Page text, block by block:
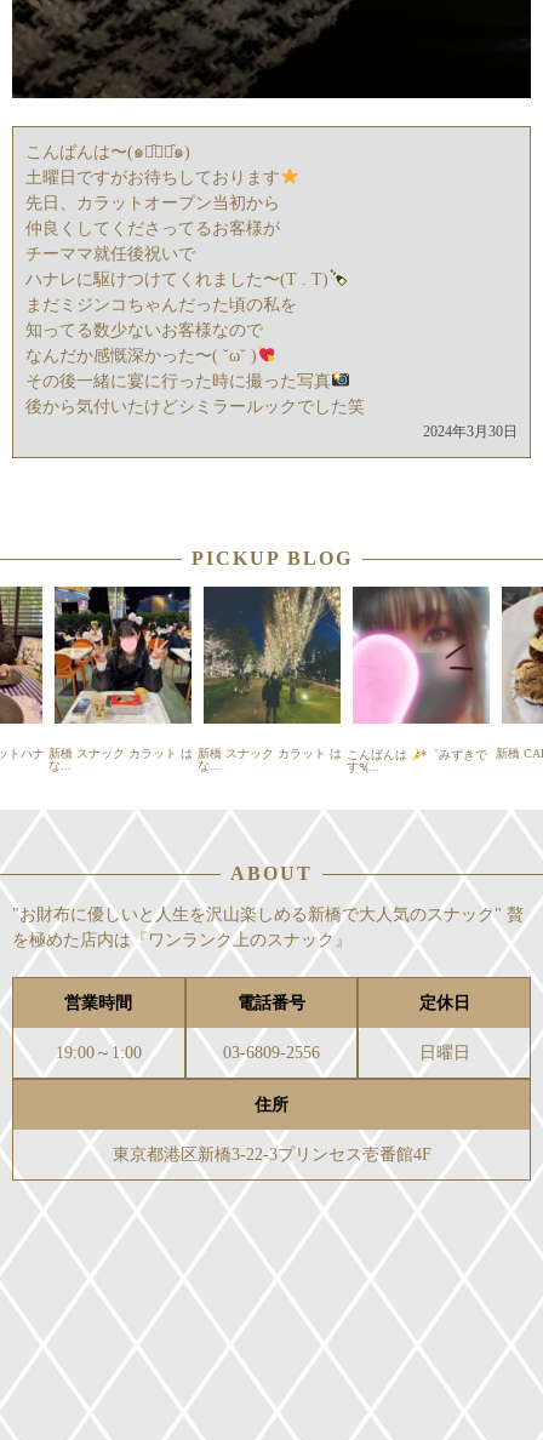
こんばんは〜(๑･̑◡･̑๑)
土曜日ですがお待ちしております
先日、カラットオープン当初から
仲良くしてくださってるお客様が
チーママ就任後祝いで
ハナレに駆けつけてくれました〜(T . T)
まだミジンコちゃんだった頃の私を
知ってる数少ないお客様なので
なんだか感慨深かった〜( ˘ω˘ )
その後一緒に宴に行った時に撮った写真
後から気付いたけどシミラールックでした笑
2024年3月30日
PICKUP BLOG
トハナ 新橋 スナック カラット は
な...
新橋 スナック カラット は
な...
こんばんは
*゜みずきで
す٩(...
新橋
ABOUT
"お財布に優しいと人生を沢山楽しめる新橋で大人気のスナック" 贅
を極めた店内は『ワンランク上のスナック』
営業時間
19:00～1:00
電話番号
03-6809-2556
定休日
日曜日
住所
東京都港区新橋3-22-3プリンセス壱番館4F